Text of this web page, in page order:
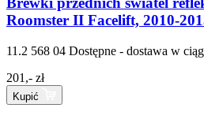
Roomster II Facelift, 2010-
11.2 568 04 Dostępne - dostawa w
201,- zł
Kupić